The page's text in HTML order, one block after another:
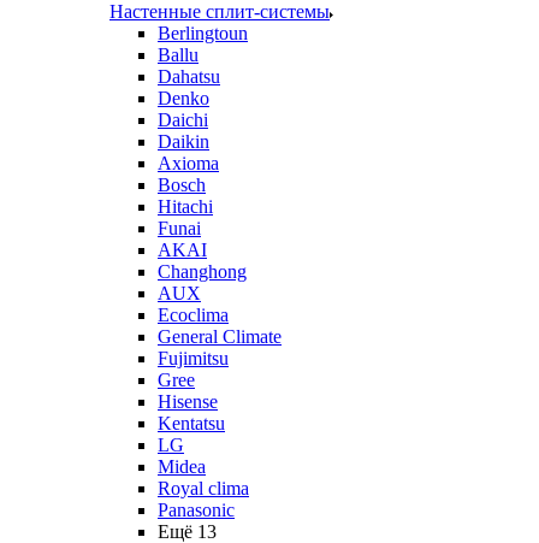
Настенные сплит-системы
Berlingtoun
Ballu
Dahatsu
Denko
Daichi
Daikin
Axioma
Bosch
Hitachi
Funai
AKAI
Changhong
AUX
Ecoclima
General Climate
Fujimitsu
Gree
Hisense
Kentatsu
LG
Midea
Royal clima
Panasonic
Ещё 13